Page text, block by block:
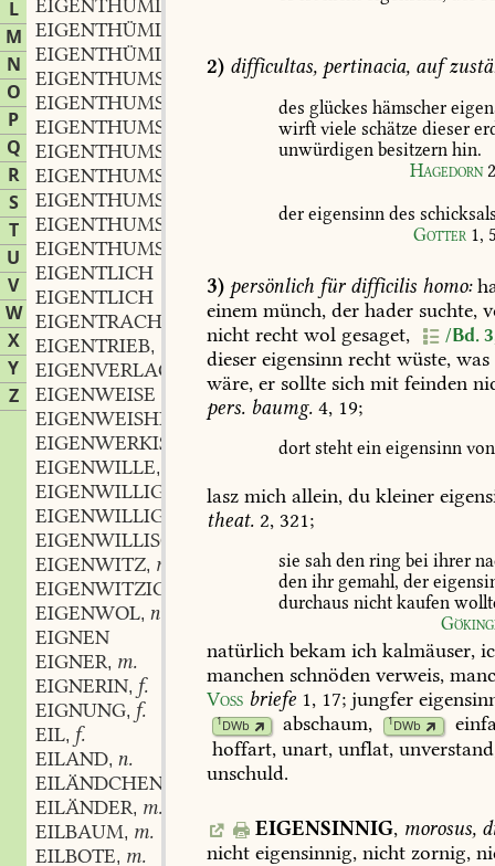
L
M
N
O
P
Q
R
S
T
U
V
W
X
Y
Z
EIGENTHÜMLICH
EIGENTHÜMLICH
EIGENTHÜMLICHKEIT,f.
EIGENTHUMSERWERB,m.
EIGENTHUMSHERR
EIGENTHUMSKLAGE
EIGENTHUMSLOS
EIGENTHUMSRECHT
EIGENTHUMSÜBERTRAGUNG
EIGENTHUMSVERLUST
m.
EIGENTHUMSVERTRAG
EIGENTLICH
EIGENTLICH
EIGENTRACHT
EIGENTRIEB,
EIGENVERLAG
EIGENWEISE
EIGENWEISHEIT
f.
EIGENWERKISCH
EIGENWILLE,
EIGENWILLIG
EIGENWILLIGKEIT
,f.
EIGENWILLISCH
EIGENWITZ, m.
EIGENWITZIG
EIGENWOL, n.
EIGNEN
EIGNER, m.
EIGNERIN, f.
EIGNUNG, f.
EIL, f.
EILAND, n.
EILÄNDCHEN
EILÄNDER, m.
EILBAUM, m.
EILBOTE, m.
2) difficultas, pertinacia, auf
des glückes hämscher
wirft viele schätze dieser
unwürdigen besitzern hin.
Hagedorn
der eigensinn des
Gotter 1,
3) persönlich fürdifficilis homo:
einem münch, der hader suchte,
nicht recht wol gesaget, /Bd.
dieser eigensinn recht wüste, was
wäre, er sollte sich mit feinden
pers. baumg. 4, 19;
dort steht ein eigensinn von
lasz mich allein, du kleiner
theat. 2, 321;
sie sah den ring bei ihrer
den ihr gemahl, der
durchaus nicht kaufen
natürlich bekam ich kalmäuser,
manchen schnöden verweis,
Voss briefe 1, 17; jungfer
1DWb abschaum, 1DWb
hoffart, unart, unflat,
unschuld.
EIGENSINNIG, morosus,
nicht eigensinnig, nicht zornig,